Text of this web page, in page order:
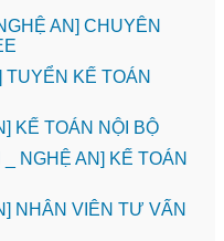
AN] CHUYÊN
TUYỂN KẾ TOÁN
KẾ TOÁN NỘI BỘ
NGHỆ AN] KẾ TOÁN
NHÂN VIÊN TƯ VẤN